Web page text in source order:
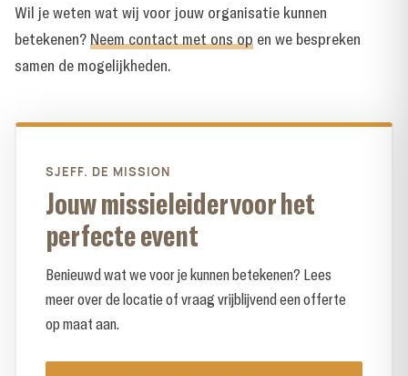
Wil je weten wat wij voor jouw organisatie kunnen
betekenen?Neem contact met ons op en we bespreken
samen de mogelijkheden.
SJEFF. DE MISSION
Jouw missieleider voor het
perfecte event
Benieuwd wat we voor je kunnen betekenen? Lees
meer over de locatie of vraag vrijblijvend een offerte
op maat aan.